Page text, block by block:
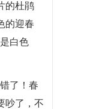
的杜鹃
的迎春
白色
了！春
吵了，不